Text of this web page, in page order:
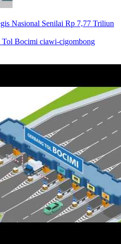
Nasional Senilai Rp 7,77 Triliun
Tol Bocimi ciawi-cigombong